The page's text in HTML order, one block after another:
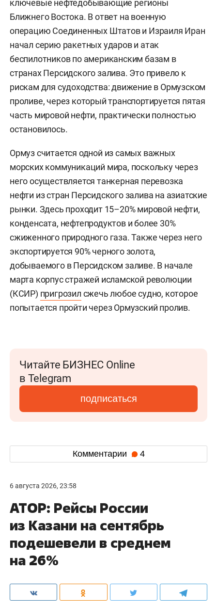
ключевые нефтедобывающие регионы
Ближнего Востока. В ответ на военную
операцию Соединенных Штатов и Израиля Иран
начал серию ракетных ударов и атак
беспилотников по американским базам в
странах Персидского залива. Это привело к
рискам для судоходства: движение в Ормузском
проливе, через который транспортируется пятая
часть мировой нефти, практически полностью
остановилось.
Ормуз считается одной из самых важных
морских коммуникаций мира, поскольку через
него осуществляется танкерная перевозка
нефти из стран Персидского залива на азиатские
рынки. Здесь проходит 15–20% мировой нефти,
конденсата, нефтепродуктов и более 30%
сжиженного природного газа. Также через него
экспортируется 90% черного золота,
добываемого в Персидском заливе. В начале
марта корпус стражей исламской революции
(КСИР) пригрозил сжечь любое судно, которое
попытается пройти через Ормузский пролив.
Читайте БИЗНЕС Online
в Telegram
подписаться
Комментарии 4
6 августа 2026, 23:58
АТОР: Рейсы России
из Казани на сентябрь
подешевели в среднем
на 26%